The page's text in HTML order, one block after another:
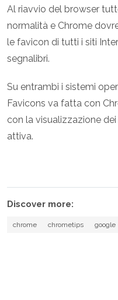
Al riavvio del browser
normalità e Chrome
le favicon di tutti i siti
segnalibri.
Su entrambi i sistemi
Favicons va fatta con
con la visualizzazione
attiva.
Discover more:
chrome chrometips google